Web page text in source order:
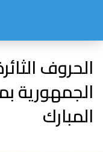
الحروف
الجمهورية
المبارك